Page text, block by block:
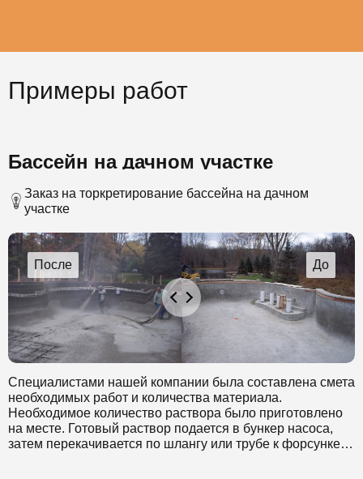
Примеры работ
Бассейн на дачном участке
Заказ на торкретирование бассейна на дачном
участке
Специалистами нашей компании была составлена смета
необходимых работ и количества материала.
Необходимое количество раствора было приготовлено
на месте. Готовый раствор подается в бункер насоса,
затем перекачивается по шлангу или трубе к форсунке.